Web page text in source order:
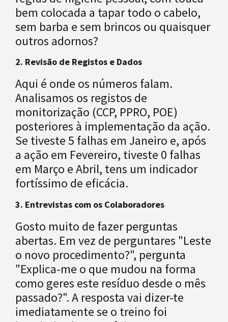
bem colocada a tapar todo o cabelo,
sem barba e sem brincos ou quaisquer
outros adornos?
2. Revisão de Registos e Dados
Aqui é onde os números falam.
Analisamos os registos de
monitorização (CCP, PPRO, POE)
posteriores à implementação da ação.
Se tiveste 5 falhas em Janeiro e, após
a ação em Fevereiro, tiveste 0 falhas
em Março e Abril, tens um indicador
fortíssimo de eficácia.
3. Entrevistas com os Colaboradores
Gosto muito de fazer perguntas
abertas. Em vez de perguntares "Leste
o novo procedimento?", pergunta
"Explica-me o que mudou na forma
como geres este resíduo desde o mês
passado?". A resposta vai dizer-te
imediatamente se o treino foi